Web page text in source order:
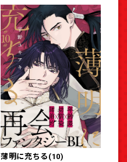
薄明に充ちる(10)